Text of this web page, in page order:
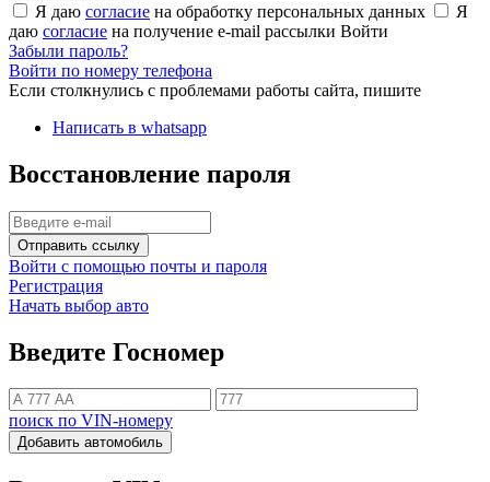
Я даю согласие на обработку персональных данных
Я
даю согласие на получение e-mail рассылки Войти
Забыли пароль?
Войти по номеру телефона
Если столкнулись с проблемами работы сайта, пишите
Написать в whatsapp
Восстановление пароля
Отправить ссылку
Войти с помощью почты и пароля
Регистрация
Начать выбор авто
Введите Госномер
поиск по VIN-номеру
Добавить автомобиль